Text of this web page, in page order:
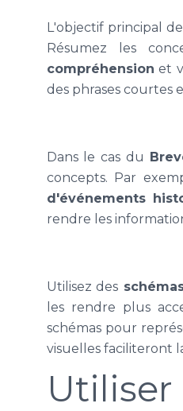
L'objectif principal
Résumez les
compréhension et
des phrases courtes
Dans le cas du
concepts. Par
d'événements
rendre les
Utilisez des
les rendre plus
schémas pour
visuelles faciliteront